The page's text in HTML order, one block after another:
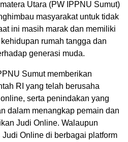
Utara (PW IPPNU Sumut)
masyarakat untuk tidak
ini masih marak dan memiliki
rumah tangga dan
generasi muda.
Sumut memberikan
RI yang telah berusaha
serta penindakan yang
dalam menangkap pemain dan
Judi Online. Walaupun
Online di berbagai platform